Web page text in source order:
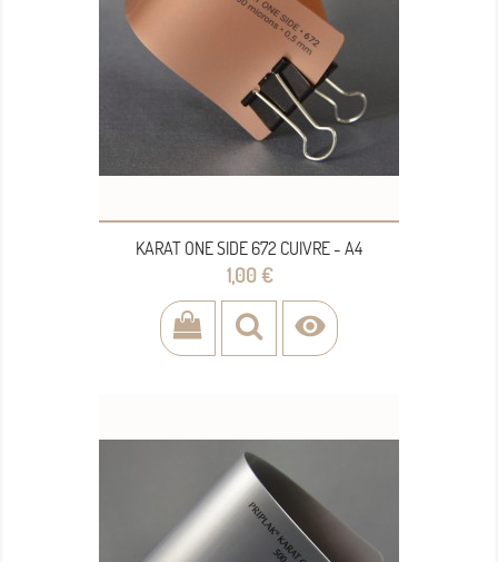
KARAT ONE SIDE 672 CUIVRE - A4
Prix
1,00 €
